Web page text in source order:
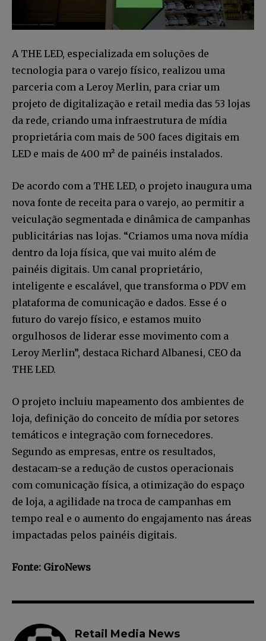
A THE LED, especializada em soluções de
tecnologia para o varejo físico, realizou uma
parceria com a Leroy Merlin, para criar um
projeto de digitalização e retail media das 53 lojas
da rede, criando uma infraestrutura de mídia
proprietária com mais de 500 faces digitais em
LED e mais de 400 m² de painéis instalados.
De acordo com a THE LED, o projeto inaugura uma
nova fonte de receita para o varejo, ao permitir a
veiculação segmentada e dinâmica de campanhas
publicitárias nas lojas. “Criamos uma nova mídia
dentro da loja física, que vai muito além de
painéis digitais. Um canal proprietário,
inteligente e escalável, que transforma o PDV em
plataforma de comunicação e dados. Esse é o
futuro do varejo físico, e estamos muito
orgulhosos de liderar esse movimento com a
Leroy Merlin”, destaca Richard Albanesi, CEO da
THE LED.
O projeto incluiu mapeamento dos ambientes de
loja, definição do conceito de mídia por setores
temáticos e integração com fornecedores.
Segundo as empresas, entre os resultados,
destacam-se a redução de custos operacionais
com comunicação física, a otimização do espaço
de loja, a agilidade na troca de campanhas em
tempo real e o aumento do engajamento nas áreas
impactadas pelos painéis digitais.
Fonte: GiroNews
Retail Media News